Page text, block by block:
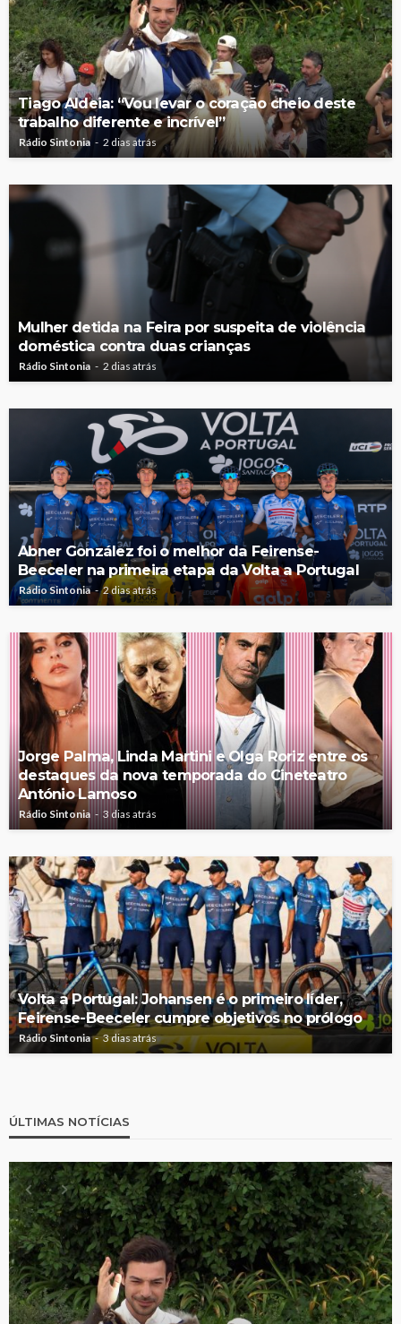
Tiago Aldeia: “Vou levar o coração cheio deste
trabalho diferente e incrível”
Rádio Sintonia 2 dias atrás
Mulher detida na Feira por suspeita de violência
doméstica contra duas crianças
Rádio Sintonia 2 dias atrás
Abner González foi o melhor da Feirense-
Beeceler na primeira etapa da Volta a Portugal
Rádio Sintonia 2 dias atrás
Jorge Palma, Linda Martini e Olga Roriz entre os
destaques da nova temporada do Cineteatro
António Lamoso
Rádio Sintonia 3 dias atrás
Volta a Portugal: Johansen é o primeiro líder,
Feirense-Beeceler cumpre objetivos no prólogo
Rádio Sintonia 3 dias atrás
ÚLTIMAS NOTÍCIAS